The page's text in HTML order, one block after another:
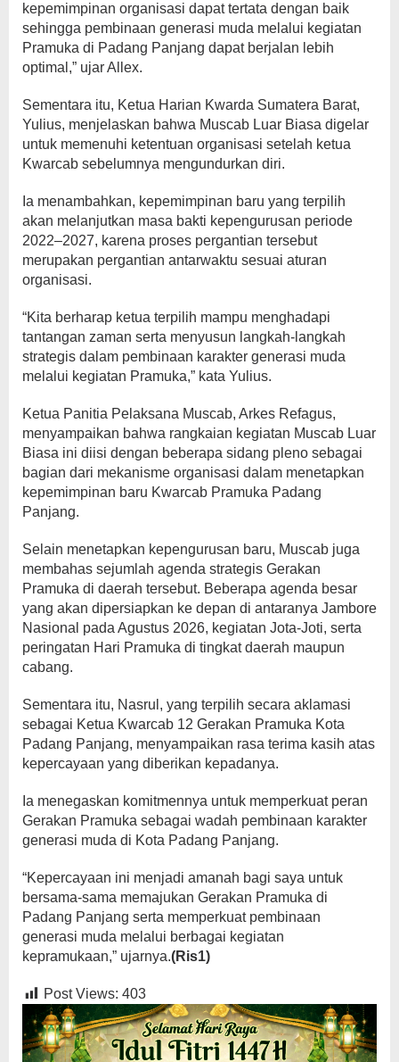
kepemimpinan organisasi dapat tertata dengan baik
sehingga pembinaan generasi muda melalui kegiatan
Pramuka di Padang Panjang dapat berjalan lebih
optimal,” ujar Allex.
Sementara itu, Ketua Harian Kwarda Sumatera Barat,
Yulius, menjelaskan bahwa Muscab Luar Biasa digelar
untuk memenuhi ketentuan organisasi setelah ketua
Kwarcab sebelumnya mengundurkan diri.
Ia menambahkan, kepemimpinan baru yang terpilih
akan melanjutkan masa bakti kepengurusan periode
2022–2027, karena proses pergantian tersebut
merupakan pergantian antarwaktu sesuai aturan
organisasi.
“Kita berharap ketua terpilih mampu menghadapi
tantangan zaman serta menyusun langkah-langkah
strategis dalam pembinaan karakter generasi muda
melalui kegiatan Pramuka,” kata Yulius.
Ketua Panitia Pelaksana Muscab, Arkes Refagus,
menyampaikan bahwa rangkaian kegiatan Muscab Luar
Biasa ini diisi dengan beberapa sidang pleno sebagai
bagian dari mekanisme organisasi dalam menetapkan
kepemimpinan baru Kwarcab Pramuka Padang
Panjang.
Selain menetapkan kepengurusan baru, Muscab juga
membahas sejumlah agenda strategis Gerakan
Pramuka di daerah tersebut. Beberapa agenda besar
yang akan dipersiapkan ke depan di antaranya Jambore
Nasional pada Agustus 2026, kegiatan Jota-Joti, serta
peringatan Hari Pramuka di tingkat daerah maupun
cabang.
Sementara itu, Nasrul, yang terpilih secara aklamasi
sebagai Ketua Kwarcab 12 Gerakan Pramuka Kota
Padang Panjang, menyampaikan rasa terima kasih atas
kepercayaan yang diberikan kepadanya.
Ia menegaskan komitmennya untuk memperkuat peran
Gerakan Pramuka sebagai wadah pembinaan karakter
generasi muda di Kota Padang Panjang.
“Kepercayaan ini menjadi amanah bagi saya untuk
bersama-sama memajukan Gerakan Pramuka di
Padang Panjang serta memperkuat pembinaan
generasi muda melalui berbagai kegiatan
kepramukaan,” ujarnya.(Ris1)
Post Views: 403